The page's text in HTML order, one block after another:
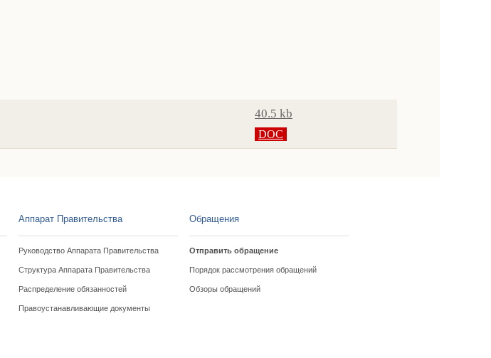
40.5 kb
DOC
Аппарат Правительства
Руководство Аппарата Правительства
Структура Аппарата Правительства
Распределение обязанностей
Правоустанавливающие документы
Обращения
Отправить обращение
Порядок рассмотрения обращений
Обзоры обращений